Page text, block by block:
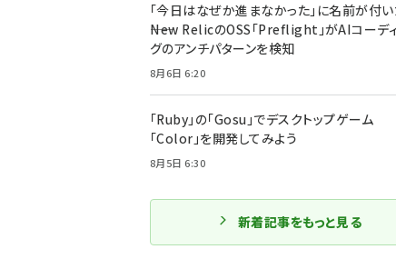
「今日はなぜか進まなかった」に名前が付
――New RelicのOSS「Preflight」がAIコーデ
グのアンチパターンを検知
8月6日 6:20
「Ruby」の「Gosu」でデスクトップゲーム
「Color」を開発してみよう
8月5日 6:30
新着記事をもっと見る